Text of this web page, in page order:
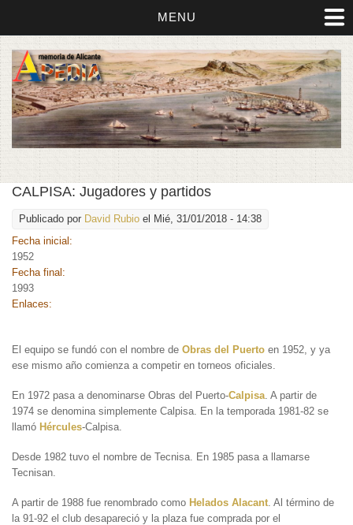
MENU
CALPISA: Jugadores y partidos
Publicado por David Rubio el Mié, 31/01/2018 - 14:38
Fecha inicial:
1952
Fecha final:
1993
Enlaces:
El equipo se fundó con el nombre de Obras del Puerto en 1952, y ya
ese mismo año comienza a competir en torneos oficiales.
En 1972 pasa a denominarse Obras del Puerto-Calpisa . A partir de
1974 se denomina simplemente Calpisa. En la temporada 1981-82 se
llamó Hércules-Calpisa.
Desde 1982 tuvo el nombre de Tecnisa. En 1985 pasa a llamarse
Tecnisan.
A partir de 1988 fue renombrado como Helados Alacant . Al término de
la 91-92 el club desapareció y la plaza fue comprada por el